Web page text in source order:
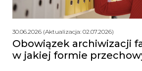
30.06.2026 (Aktualizacja: 02.07.2026)
Obowiązek archiwizacji
w jakiej formie